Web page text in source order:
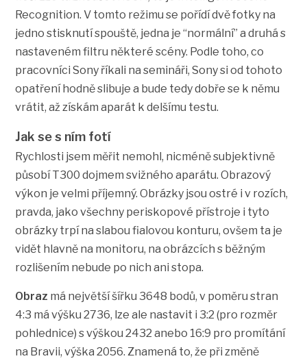
Recognition. V tomto režimu se pořídí dvě fotky na
jedno stisknutí spouště, jedna je “normální” a druhá s
nastaveném filtru některé scény. Podle toho, co
pracovníci Sony říkali na semináři, Sony si od tohoto
opatření hodně slibuje a bude tedy dobře se k němu
vrátit, až získám aparát k delšímu testu.
Jak se s ním fotí
Rychlosti jsem měřit nemohl, nicméně subjektivně
působí T300 dojmem svižného aparátu. Obrazový
výkon je velmi příjemný. Obrázky jsou ostré i v rozích,
pravda, jako všechny periskopové přístroje i tyto
obrázky trpí na slabou fialovou konturu, ovšem ta je
vidět hlavně na monitoru, na obrázcích s běžným
rozlišením nebude po nich ani stopa.
Obraz má největší šířku 3648 bodů, v poměru stran
4:3 má výšku 2736, lze ale nastavit i 3:2 (pro rozměr
pohlednice) s výškou 2432 anebo 16:9 pro promítání
na Bravii, výška 2056. Znamená to, že při změně